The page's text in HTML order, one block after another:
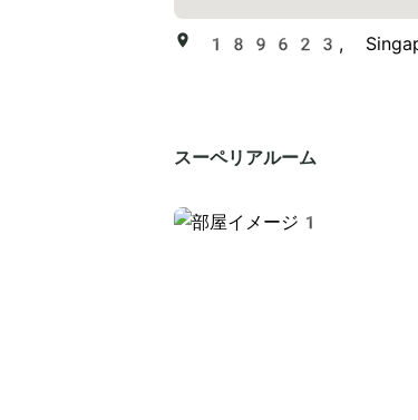
189623,
スーペリアルーム